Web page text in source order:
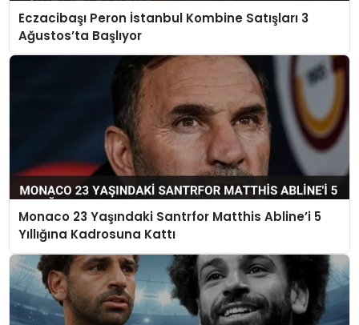
Eczacibaşı Peron İstanbul Kombine Satışları 3
Ağustos’ta Başlıyor
Monaco 23 Yaşındaki Santrfor Matthis Abline’i 5
Yıllığına Kadrosuna Kattı